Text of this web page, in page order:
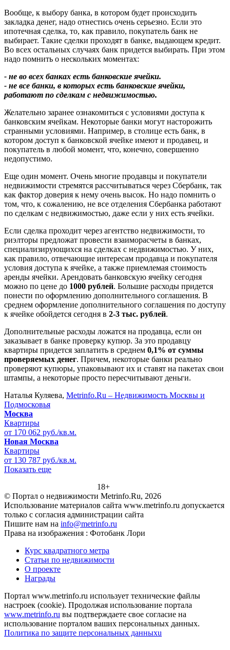
Вообще, к выбору банка, в котором будет происходить
закладка денег, надо отнестись очень серьезно. Если это
ипотечная сделка, то, как правило, покупатель банк не
выбирает. Такие сделки проходят в банке, выдающем кредит.
Во всех остальных случаях банк придется выбирать. При этом
надо помнить о нескольких моментах:
- не во всех банках есть банковские ячейки.
- не все банки, в которых есть банковские ячейки,
работают по сделкам с недвижимостью.
Желательно заранее ознакомиться с условиями доступа к
банковским ячейкам. Некоторые банки могут насторожить
странными условиями. Например, в столице есть банк, в
котором доступ к банковской ячейке имеют и продавец, и
покупатель в любой момент, что, конечно, совершенно
недопустимо.
Еще один момент. Очень многие продавцы и покупатели
недвижимости стремятся рассчитываться через Сбербанк, так
как фактор доверия к нему очень высок. Но надо помнить о
том, что, к сожалению, не все отделения Сбербанка работают
по сделкам с недвижимостью, даже если у них есть ячейки.
Если сделка проходит через агентство недвижимости, то
риэлторы предложат провести взаиморасчеты в банках,
специализирующихся на сделках с недвижимостью. У них,
как правило, отвечающие интересам продавца и покупателя
условия доступа к ячейке, а также приемлемая стоимость
аренды ячейки. Арендовать банковскую ячейку сегодня
можно по цене до 1000 рублей. Большие расходы придется
понести по оформлению дополнительного соглашения. В
среднем оформление дополнительного соглашения по доступу
к ячейке обойдется сегодня в 2-3 тыс. рублей.
Дополнительные расходы ложатся на продавца, если он
заказывает в банке проверку купюр. За это продавцу
квартиры придется заплатить в среднем 0,1% от суммы
проверяемых денег. Причем, некоторые банки реально
проверяют купюры, упаковывают их и ставят на пакетах свои
штампы, а некоторые просто пересчитывают деньги.
Наталья Куляева, Metrinfo.Ru – Недвижимость Москвы и
Подмосковья
Москва
Квартиры
от 170 062 руб./кв.м.
Новая Москва
Квартиры
от 130 787 руб./кв.м.
Показать еще
18+
© Портал о недвижимости Metrinfo.Ru, 2026
Использование материалов сайта www.metrinfo.ru допускается
только с согласия администрации сайта
Пишите нам на info@metrinfo.ru
Права на изображения : Фотобанк Лори
Курс квадратного метра
Статьи по недвижимости
О проекте
Награды
Портал www.metrinfo.ru использует технические файлы
настроек (cookie). Продолжая использование портала
www.metrinfo.ru вы подтверждаете свое согласие на
использование порталом ваших персональных данных.
Политика по защите персональных данныхu